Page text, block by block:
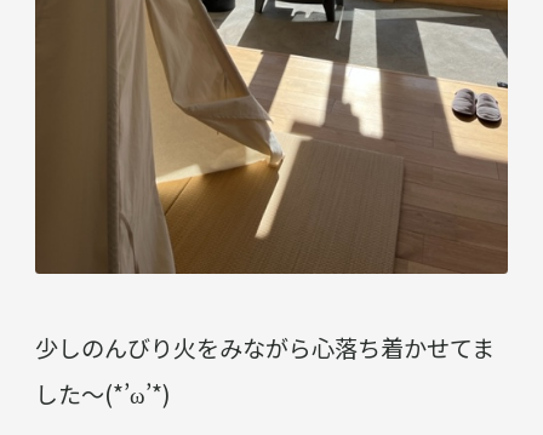
少しのんびり火をみながら心落ち着かせてま
した～(*’ω’*)